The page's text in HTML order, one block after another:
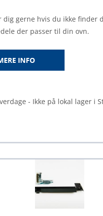
gerne hvis du ikke finder
der passer til din ovn.
- Ikke på lokal lager i